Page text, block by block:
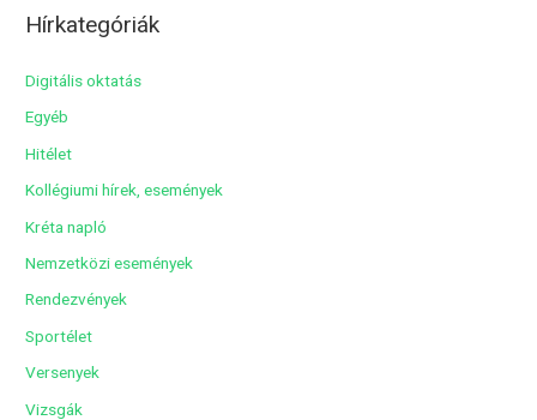
h
m
Hírkategóriák
Digitális oktatás
Egyéb
Hitélet
Kollégiumi hírek, események
Kréta napló
Nemzetközi események
Rendezvények
Sportélet
Versenyek
Vizsgák